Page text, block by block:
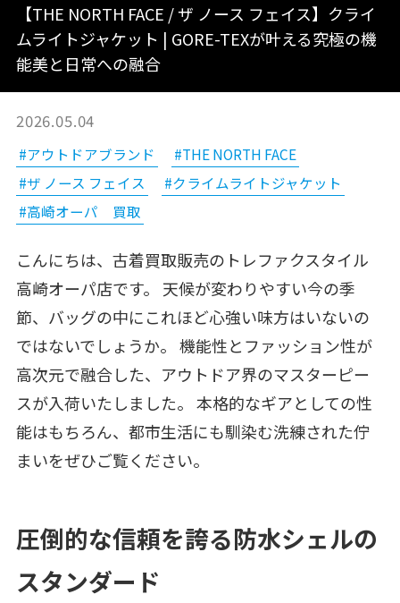
【THE NORTH FACE / ザ ノース フェイス】クライ
ムライトジャケット | GORE-TEXが叶える究極の機
能美と日常への融合
2026.05.04
#アウトドアブランド
#THE NORTH FACE
#ザ ノース フェイス
#クライムライトジャケット
#高崎オーパ 買取
こんにちは、古着買取販売のトレファクスタイル
高崎オーパ店です。 天候が変わりやすい今の季
節、バッグの中にこれほど心強い味方はいないの
ではないでしょうか。 機能性とファッション性が
高次元で融合した、アウトドア界のマスターピー
スが入荷いたしました。 本格的なギアとしての性
能はもちろん、都市生活にも馴染む洗練された佇
まいをぜひご覧ください。
圧倒的な信頼を誇る防水シェルの
スタンダード